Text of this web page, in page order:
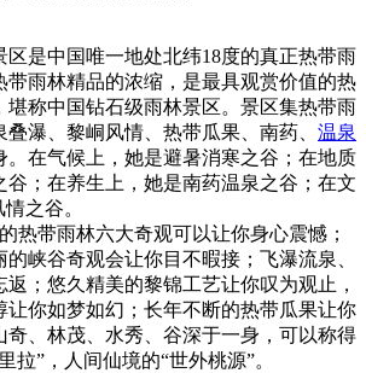
是中国唯一地处北纬18度的真正热带雨
带雨林精品的浓缩，是最具观赏价值的热
堪称中国钻石级雨林景区。景区集热带雨
瀑、黎峒风情、热带瓜果、南药、 温泉
。在气候上，她是避暑消寒之谷；在地质
谷；在养生上，她是南药温泉之谷；在文
之谷。
热带雨林六大奇观可以让你身心震憾；
峡谷奇观会让你目不暇接；飞瀑流泉、
；悠久精美的黎锦工艺让你叹为观止，
让你如梦如幻；长年不断的热带瓜果让你
奇、林茂、水秀、谷深于一身，可以称得
拉”，人间仙境的“世外桃源”。